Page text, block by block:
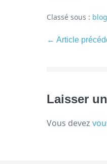
Classé sous : blog
← Article
Laisser
Vous devez